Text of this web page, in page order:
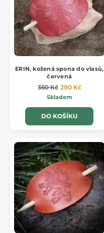
ERIN, kožená spona do vlasů,
červená
360 Kč 290 Kč
Skladem
DO KOŠÍKU